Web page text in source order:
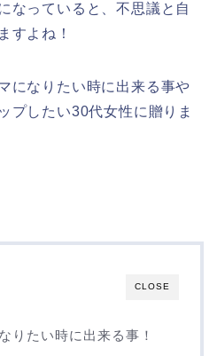
なっていると、不思議と自
すよね！
になりたい時に出来る事や
プしたい30代女性に贈りま
CLOSE
りたい時に出来る事！